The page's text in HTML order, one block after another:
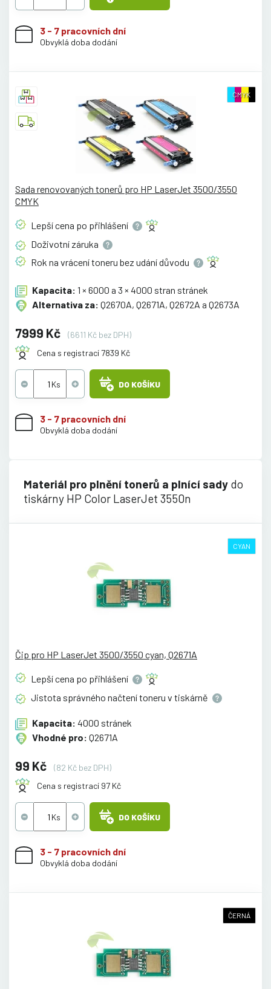
3 - 7 pracovních dní
Obvyklá doba dodání
CMYK
Sada renovovaných tonerů pro HP LaserJet 3500/3550
CMYK
Lepší cena po přihlášení
Doživotní záruka
Rok na vrácení toneru bez udánídůvodu
Kapacita: 1 × 6000 a 3 × 4000 stran stránek
Alternativa za: Q2670A, Q2671A, Q2672A a Q2673A
7999 Kč
(6611 Kč bez DPH)
Cena s registrací 7839 Kč
DO KOŠÍKU
3 - 7 pracovních dní
Obvyklá doba dodání
Materiál pro plnění tonerů a plnící sady do
tiskárny HP Color LaserJet 3550n
CYAN
Čip pro HP LaserJet 3500/3550 cyan, Q2671A
Lepší cena po přihlášení
Jistota správného načtení toneru v tiskárně
Kapacita: 4000 stránek
Vhodné pro: Q2671A
99 Kč
(82 Kč bez DPH)
Cena s registrací 97 Kč
DO KOŠÍKU
3 - 7 pracovních dní
Obvyklá doba dodání
ČERNÁ